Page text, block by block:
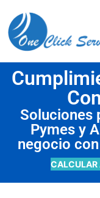
Soluciones
Pymes y
negocio
CALCULAR